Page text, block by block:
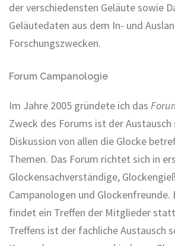
der verschiedensten Geläute sowie
Geläutedaten aus dem In- und
Forschungszwecken.
Forum Campanologie
Im Jahre 2005 gründete ich das
Zweck des Forums ist der
Diskussion von allen die Glocke
Themen. Das Forum richtet sich in
Glockensachverständige,
Campanologen und Glockenfreunde.
findet ein Treffen der Mitglieder
Treffens ist der fachliche Austausch